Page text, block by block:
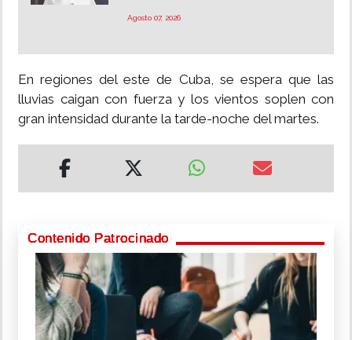
Agosto 07, 2026
En regiones del este de Cuba, se espera que las
lluvias caigan con fuerza y los vientos soplen con
gran intensidad durante la tarde-noche del martes.
Contenido Patrocinado